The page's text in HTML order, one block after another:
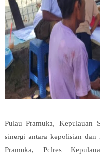
Pulau Pramuka, Kepulauan
sinergi antara kepolisian dan
Pramuka, Polres